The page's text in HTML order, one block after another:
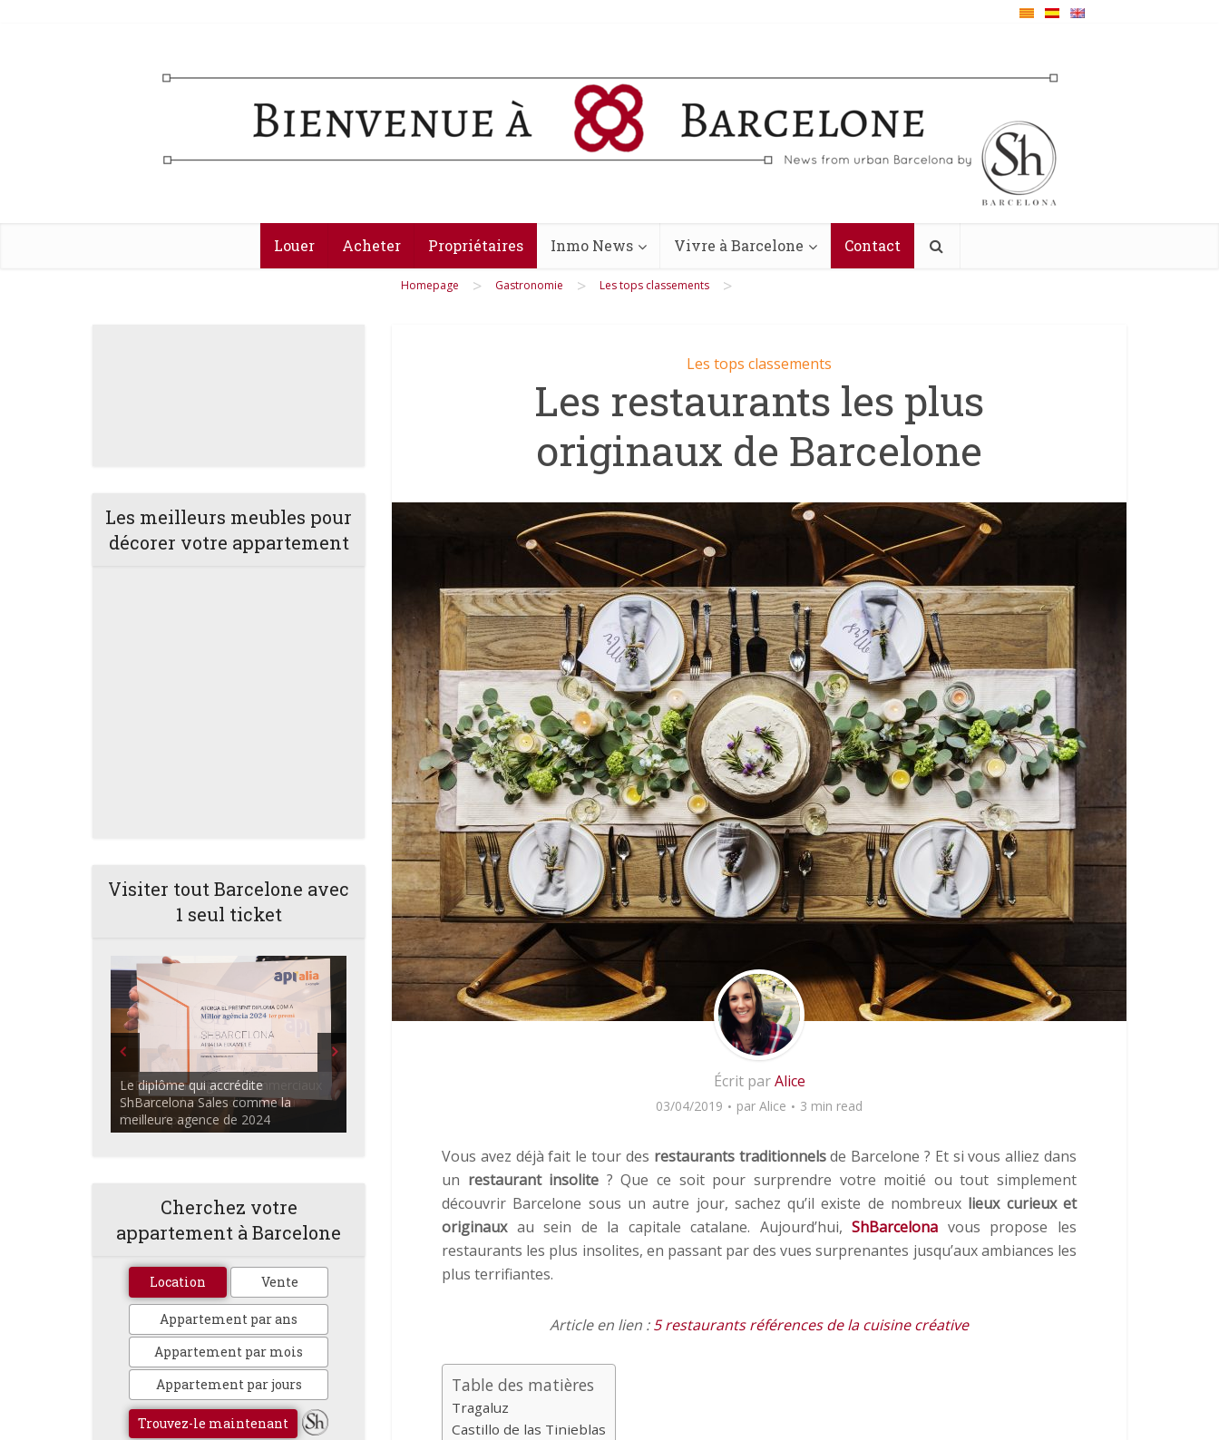
Louer Acheter Propriétaires Inmo News Vivre à Barcelone Contact
Homepage > Gastronomie > Les tops classements >
Les meilleurs meubles pour
décorer votre appartement
Visiter tout Barcelone avec
1 seul ticket
ShBarcelona Agents commerciaux
discutant dans l'auditorium du
Centre Apialia
Cherchez votre
appartement à Barcelone
Location Vente
Appartement par ans
Appartement par mois
Appartement par jours
Trouvez-le maintenant
Les tops classements
Les restaurants les plus
originaux de Barcelone
Écrit parAlice
03/04/2019 par Alice 3 min read
Vous avez déjà fait le tour des restaurants traditionnelsde Barcelone ? Et si vous alliez dans
un restaurant insolite ? Que ce soit pour surprendre votre moitié ou tout simplement
découvrir Barcelone sous un autre jour, sachez qu’il existe de nombreux lieux curieux et
originauxau sein de la capitale catalane. Aujourd’hui,ShBarcelona vous propose les
restaurants les plus insolites, en passant par des vues surprenantes jusqu’aux ambiances les
plus terrifiantes.
Article en lien :5 restaurants références de la cuisine créative
Table des matières
Tragaluz
Castillo de las Tinieblas